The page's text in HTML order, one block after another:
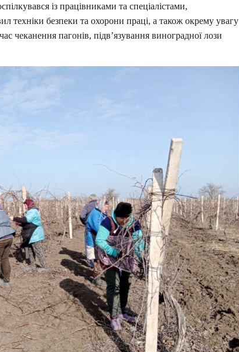
із працівниками та спеціалістами,
техніки безпеки та охорони праці, а також окрему увагу
чеканення пагонів, підв’язування виноградної лози